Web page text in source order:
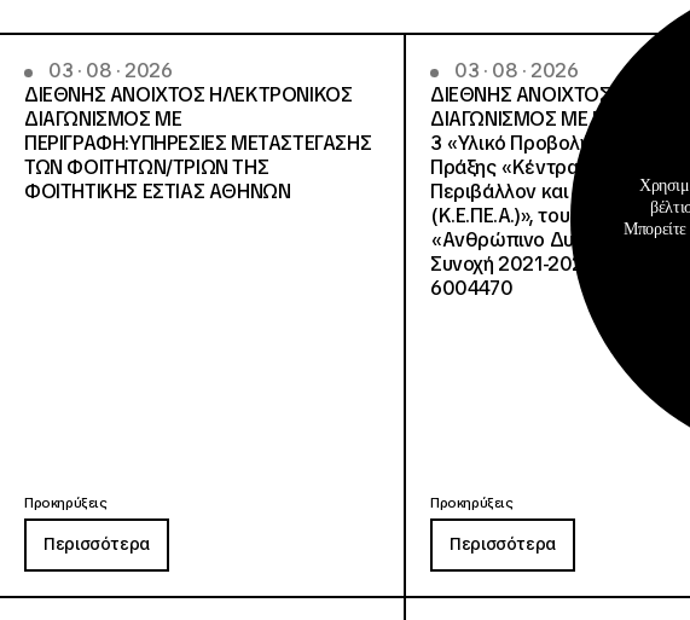
03 · 08 · 2026
ΔΙΕΘΝΗΣ ΑΝΟΙΧΤΟΣ ΗΛΕΚΤΡΟΝΙΚΟΣ
ΔΙΑΓΩΝΙΣΜΟΣ ΜΕ
ΠΕΡΙΓΡΑΦΗ:ΥΠΗΡΕΣΙΕΣ METAΣΤΕΓΑΣΗΣ
ΤΩΝ ΦΟΙΤΗΤΩΝ/ΤΡΙΩΝ ΤΗΣ
ΦΟΙΤΗΤΙΚΗΣ ΕΣΤΙΑΣ ΑΘΗΝΩΝ
Προκηρύξεις
Περισσότερα
03 · 08 · 2026
ΔΙΕΘΝΗΣ ΑΝΟΙΧΤΟΣ
ΔΙΑΓΩΝΙΣΜΟΣ ΜΕ
3 «Υλικό Προβολής της
Πράξης «Κέντρα Εκπαίδευσης
Περιβάλλον και την
(Κ.Ε.ΠΕ.Α.)», του
«Ανθρώπινο Δυναμικό και
Συνοχή 2021-2027», με
6004470
Προκηρύξεις
Περισσότερα
Μπορείτε